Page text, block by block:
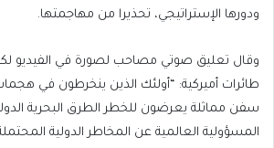
ودورها الإستراتيجي، تحذيرا من مهاجمتها.
وقال تعليق صوتي مصاحب لصورة في الفيديو
طائرات أميركية: “أولئك الذين ينخرطون في
سفن مماثلة يعرضون للخطر الطرق البحرية
المسؤولية العالمية عن المخاطر الدولية